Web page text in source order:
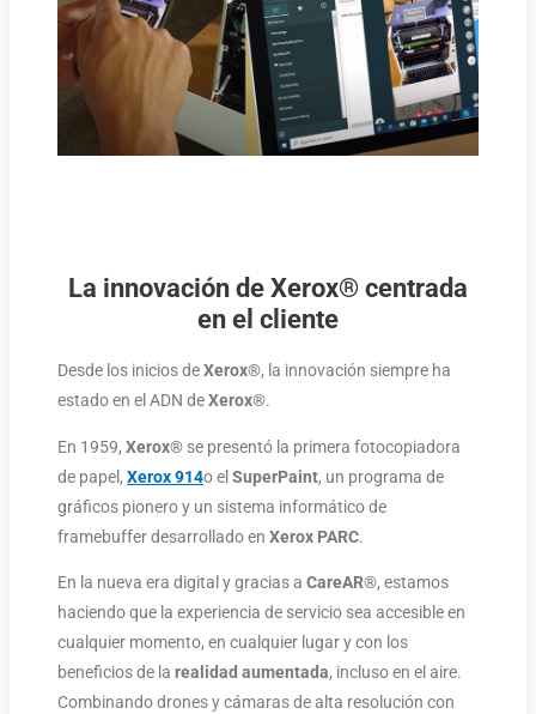
La innovación de Xerox® centrada
en el cliente
Desde los inicios deXerox®, la innovación siempre ha
estado en el ADN deXerox®.
En 1959, Xerox® se presentó la primera fotocopiadora
de papel, Xerox 914o el SuperPaint, un programa de
gráficos pionero y un sistema informático de
framebuffer desarrollado en Xerox PARC.
En la nueva era digital y gracias a CareAR®, estamos
haciendo que la experiencia de servicio sea accesible en
cualquier momento, en cualquier lugar y con los
beneficios de la realidad aumentada, incluso en el aire.
Combinando drones y cámaras de alta resolución con